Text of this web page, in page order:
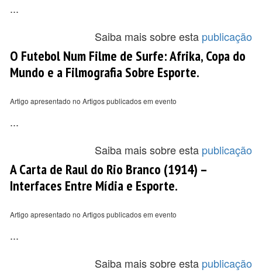
...
Saiba mais sobre esta publicação
O Futebol Num Filme de Surfe: Afrika, Copa do
Mundo e a Filmografia Sobre Esporte.
Artigo apresentado no Artigos publicados em evento
...
Saiba mais sobre esta publicação
A Carta de Raul do Rio Branco (1914) –
Interfaces Entre Mídia e Esporte.
Artigo apresentado no Artigos publicados em evento
...
Saiba mais sobre esta publicação